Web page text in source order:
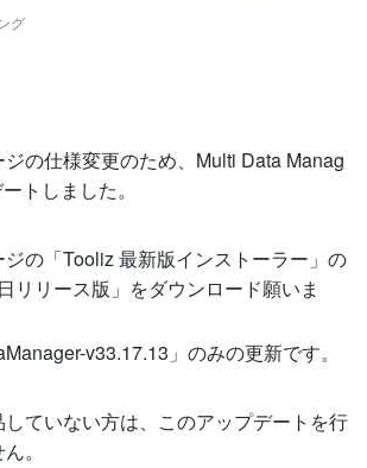
グ
の仕様変更のため、Multi Data Manag
トしました。
の「Tooliz 最新版インストーラー」の
リリース版」をダウンロード願いま
v33.17.13」のみの更新です。
ていない方は、このアップデートを行
。